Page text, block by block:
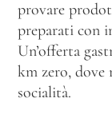
provare
preparati con
Un’offerta
km zero, dove
socialità.